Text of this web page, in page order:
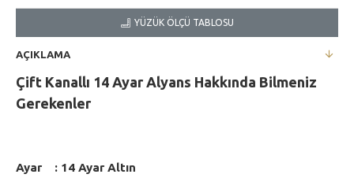
YÜZÜK ÖLÇÜ TABLOSU
AÇIKLAMA
Çift Kanallı 14 Ayar Alyans Hakkında Bilmeniz
Gerekenler
Ayar : 14 Ayar Altın